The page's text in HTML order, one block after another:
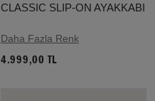
CLASSIC SLIP-ON AYAKKABI
Daha Fazla Renk
4.999,00 TL